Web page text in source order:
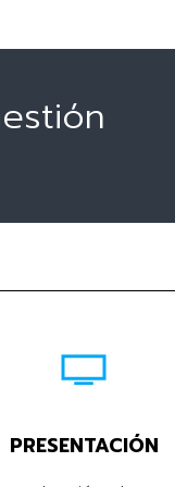
PRESENTACIÓN